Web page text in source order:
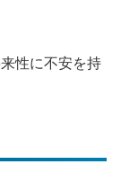
性に不安を持